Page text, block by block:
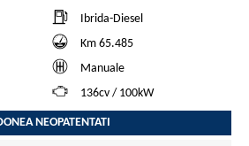
Ibrida-Diesel
Km 65.485
Manuale
136cv / 100kW
NEOPATENTATI